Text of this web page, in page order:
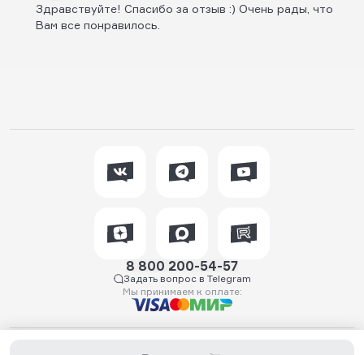
Здравствуйте! Спасибо за отзыв :) Очень рады, что
Вам все понравилось.
8 800 200-54-57
Задать вопрос в Telegram
Мы принимаем к оплате: